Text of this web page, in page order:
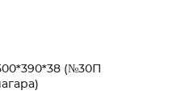
(№30П